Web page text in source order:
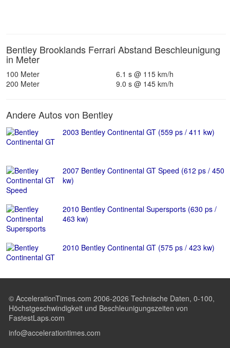
Bentley Brooklands Ferrari Abstand Beschleunigung
in Meter
100 Meter
6.1 s @ 115 km/h
200 Meter
9.0 s @ 145 km/h
Andere Autos von Bentley
2003 Bentley Continental GT (559 ps / 411 kw)
2007 Bentley Continental GT Speed (612 ps / 450
kw)
2010 Bentley Continental Supersports (630 ps /
463 kw)
2010 Bentley Continental GT (575 ps / 423 kw)
© AccelerationTimes.com 2006-2026 Technische Daten, 0-100,
Höchstgeschwindigkeit und Beschleunigungszeiten von
FastestLaps.com
info@accelerationtimes.com